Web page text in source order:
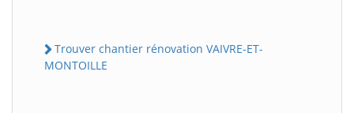
Trouver chantier rénovation VAIVRE-ET-
MONTOILLE